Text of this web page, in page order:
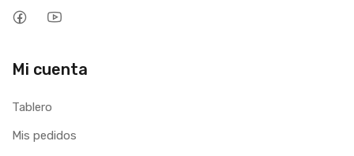
Mi cuenta
Tablero
Mis pedidos